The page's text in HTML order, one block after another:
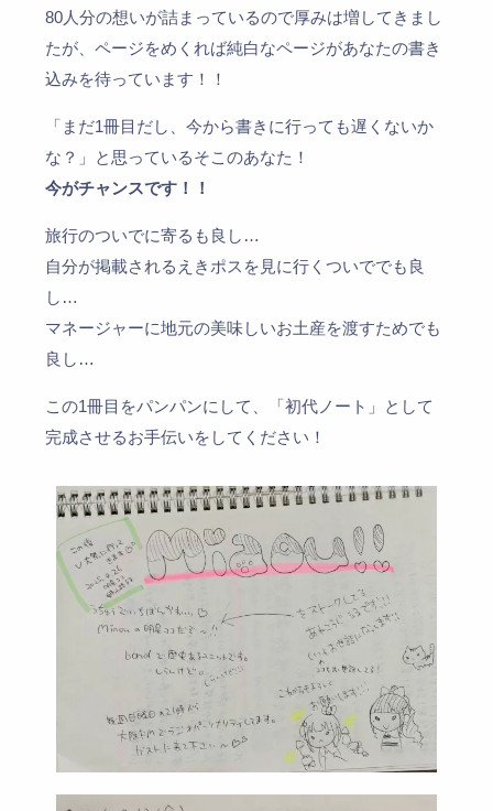
80人分の想いが詰まっているので厚みは増してきまし
たが、ページをめくれば純白なページがあなたの書き
込みを待っています！！
「まだ1冊目だし、今から書きに行っても遅くないか
な？」と思っているそこのあなた！
今がチャンスです！！
旅行のついでに寄るも良し…
自分が掲載されるえきポスを見に行くついででも良
し…
マネージャーに地元の美味しいお土産を渡すためでも
良し…
この1冊目をパンパンにして、「初代ノート」として
完成させるお手伝いをしてください！